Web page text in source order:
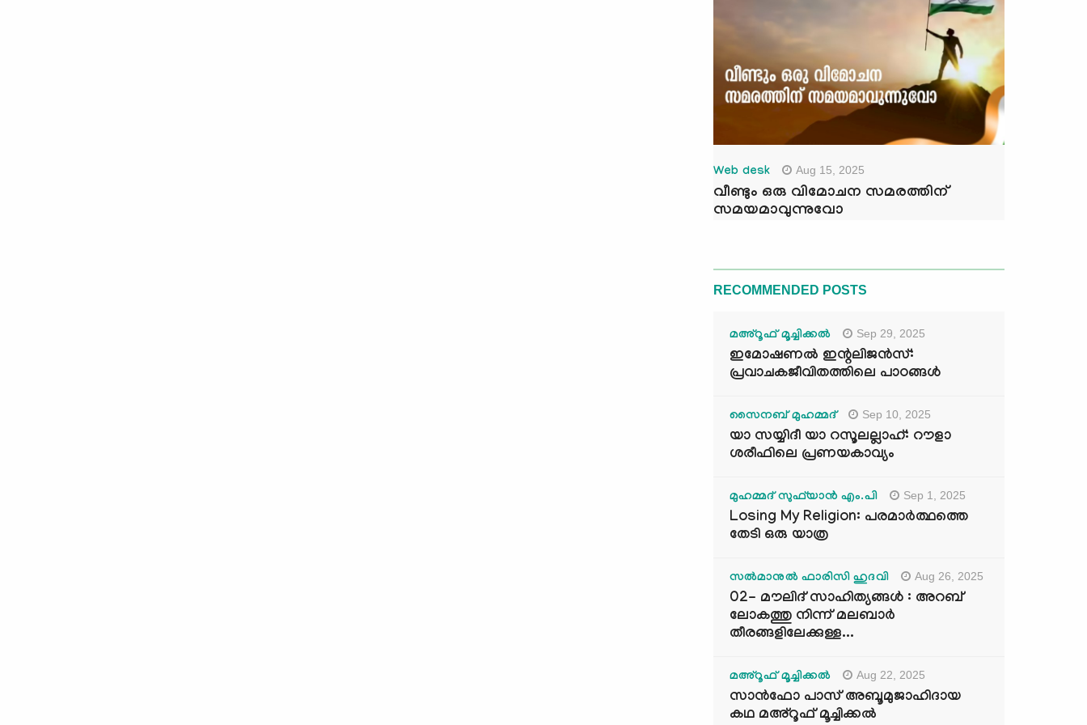
Web desk Aug 15, 2025
വീണ്ടും ഒരു വിമോചന സമരത്തിന്
സമയമാവുന്നുവോ
RECOMMENDED POSTS
മഅ്റൂഫ് മൂച്ചിക്കല്‍ Sep 29, 2025
ഇമോഷണൽ ഇന്റലിജൻസ്:
പ്രവാചകജീവിതത്തിലെ പാഠങ്ങൾ
സൈനബ് മുഹമ്മദ് Sep 10, 2025
യാ സയ്യിദീ യാ റസൂലല്ലാഹ്: റൗളാ
ശരീഫിലെ പ്രണയകാവ്യം
മുഹമ്മദ് സുഫ്‌യാൻ എം.പി Sep 1, 2025
Losing My Religion: പരമാർത്ഥത്തെ
തേടി ഒരു യാത്ര
സൽമാനുൽ ഫാരിസി ഹുദവി Aug 26, 2025
02- മൗലിദ് സാഹിത്യങ്ങൾ : അറബ്
ലോകത്തു നിന്ന് മലബാർ
തീരങ്ങളിലേക്കുള്ള...
മഅ്റൂഫ് മൂച്ചിക്കല്‍ Aug 22, 2025
സാൻഫോ പാസ് അബൂമുജാഹിദായ
കഥ മഅ്റൂഫ് മൂച്ചിക്കല്‍